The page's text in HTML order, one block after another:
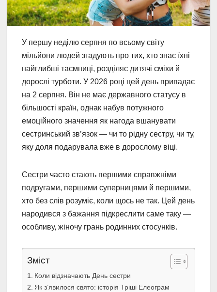
У першу неділю серпня по всьому світу
мільйони людей згадують про тих, хто знає їхні
найглибші таємниці, розділяє дитячі сміхи й
дорослі турботи. У 2026 році цей день припадає
на 2 серпня. Він не має державного статусу в
більшості країн, однак набув потужного
емоційного значення як нагода вшанувати
сестринський зв’язок — чи то рідну сестру, чи ту,
яку доля подарувала вже в дорослому віці.
Сестри часто стають першими справжніми
подругами, першими суперницями й першими,
хто без слів розуміє, коли щось не так. Цей день
народився з бажання підкреслити саме таку —
особливу, жіночу грань родинних стосунків.
Зміст
Коли відзначають День сестри
Як з’явилося свято: історія Тріші Елеограм